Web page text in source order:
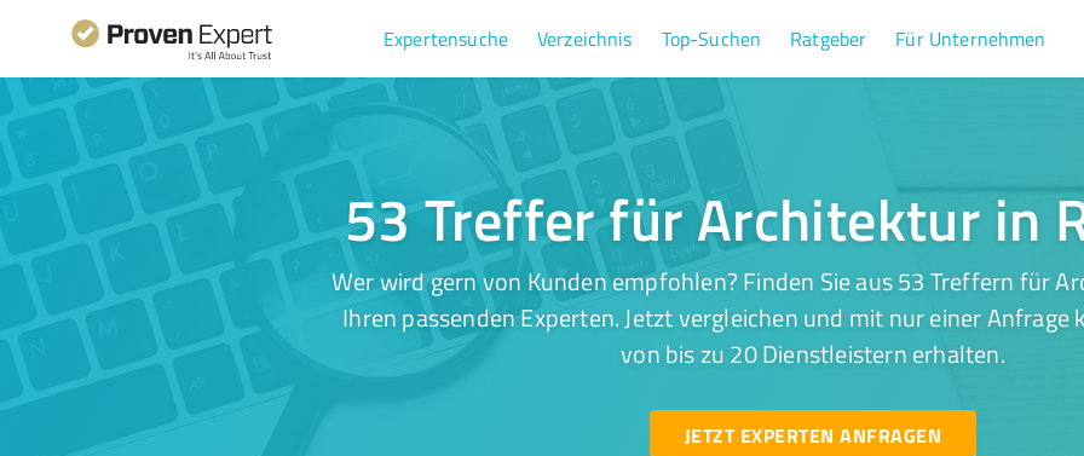
Expertensuche Verzeichnis Top-Suchen Ratgeber Für Unternehmen
53 Treffer für Architektur in
Wer wird gern von Kunden empfohlen? Finden Sie aus 53 Treffern für
Ihren passenden Experten. Jetzt vergleichen und mit nur einer Anfrage
von bis zu 20 Dienstleistern erhalten.
JETZT EXPERTEN ANFRAGEN